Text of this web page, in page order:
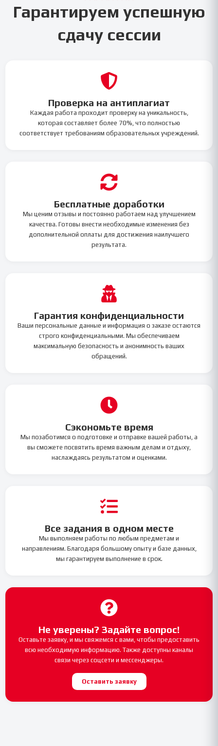
Гарантируем успешную
сдачу сессии
Проверка на антиплагиат
Каждая работа проходит проверку на уникальность,
которая составляет более 70%, что полностью
соответствует требованиям образовательных учреждений.
Бесплатные доработки
Мы ценим отзывы и постоянно работаем над улучшением
качества. Готовы внести необходимые изменения без
дополнительной оплаты для достижения наилучшего
результата.
Гарантия конфиденциальности
Ваши персональные данные и информация о заказе остаются
строго конфиденциальными. Мы обеспечиваем
максимальную безопасность и анонимность ваших
обращений.
Сэкономьте время
Мы позаботимся о подготовке и отправке вашей работы, а
вы сможете посвятить время важным делам и отдыху,
наслаждаясь результатом и оценками.
Все задания в одном месте
Мы выполняем работы по любым предметам и
направлениям. Благодаря большому опыту и базе данных,
мы гарантируем выполнение в срок.
Не уверены? Задайте вопрос!
Оставьте заявку, и мы свяжемся с вами, чтобы предоставить
всю необходимую информацию. Также доступны каналы
связи через соцсети и мессенджеры.
Оставить заявку